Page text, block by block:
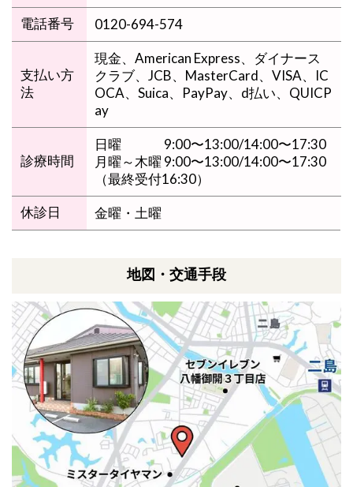
電話番号 0120-694-574
支払い方
法
現金、American Express、ダイナース
クラブ、JCB、MasterCard、VISA、IC
OCA、Suica、PayPay、d払い、QUICP
ay
診療時間
日曜 9:00〜13:00/14:00〜17:30
月曜～木曜 9:00〜13:00/14:00〜17:30
（最終受付16:30）
休診日 金曜・土曜
地図・交通手段